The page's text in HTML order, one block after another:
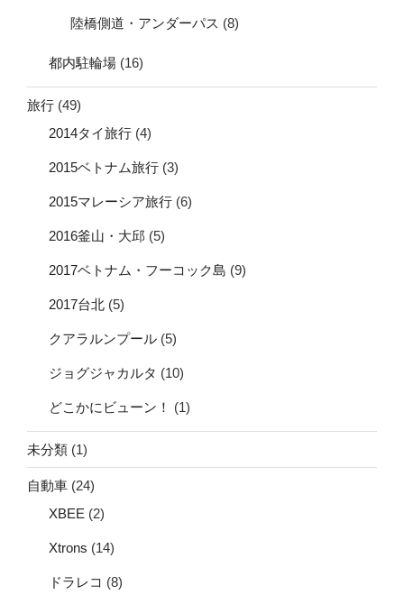
陸橋側道・アンダーパス (8)
都内駐輪場 (16)
旅行 (49)
2014タイ旅行 (4)
2015ベトナム旅行 (3)
2015マレーシア旅行 (6)
2016釜山・大邱 (5)
2017ベトナム・フーコック島 (9)
2017台北 (5)
クアラルンプール (5)
ジョグジャカルタ (10)
どこかにビューン！ (1)
未分類 (1)
自動車 (24)
XBEE (2)
Xtrons (14)
ドラレコ (8)